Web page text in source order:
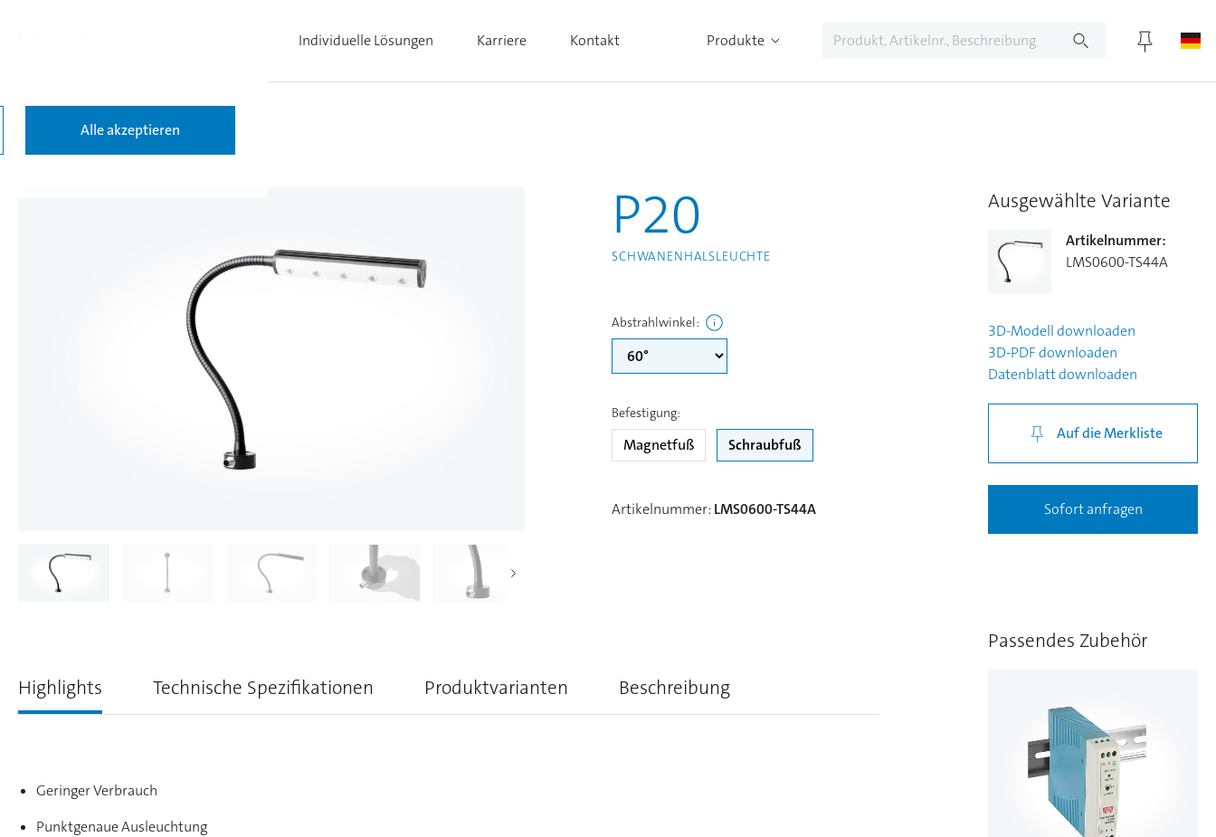
Individuelle Lösungen Karriere Kontakt Produkte
Zurück zu den Ergebnissen
P20
SCHWANENHALSLEUCHTE
Abstrahlwinkel:
Befestigung:
Magnetfuß Schraubfuß
Artikelnummer:LMS0600-TS44A
Highlights Technische Spezifikationen Produktvarianten Beschreibung
Geringer Verbrauch
Punktgenaue Ausleuchtung
Ausgewählte Variante
Artikelnummer:
LMS0600-TS44A
3D-Modelldownloaden
3D-PDFdownloaden
Datenblattdownloaden
Auf die Merkliste
Sofort anfragen
Passendes Zubehör
Alle akzeptieren